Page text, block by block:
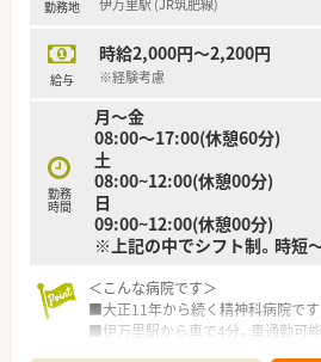
勤務地 伊万里駅 (JR筑肥線)
給与
時給2,000円～2,200円
※経験考慮
勤務
時間
月～金
08:00～17:00(休憩60分)
土
08:00~12:00(休憩00分)
日
09:00~12:00(休憩00分)
※上記の中でシフト制。時短
＜こんな病院です＞
■大正11年から続く精神科病院です
■伊万里駅から車で4分。車通勤可能